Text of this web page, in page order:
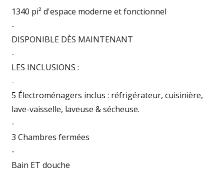
1340 pi² d'espace moderne et fonctionnel
-
DISPONIBLE DÈS MAINTENANT
-
LES INCLUSIONS :
-
5 Électroménagers inclus : réfrigérateur, cuisinière,
lave-vaisselle, laveuse & sécheuse.
-
3 Chambres fermées
-
Bain ET douche